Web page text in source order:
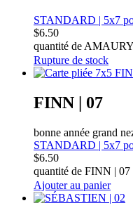
STANDARD | 5x7
$6.50
quantité de AMAURY
Rupture de stock
FINN | 07
bonne année grand
STANDARD | 5x7
$6.50
quantité de FINN | 07
Ajouter au panier